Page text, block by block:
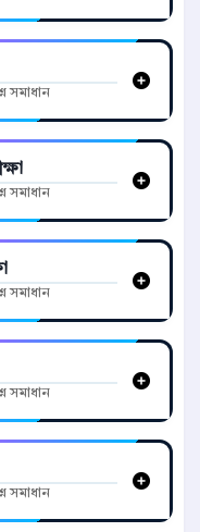
সমাধান
সমাধান
সমাধান
সমাধান
সমাধান